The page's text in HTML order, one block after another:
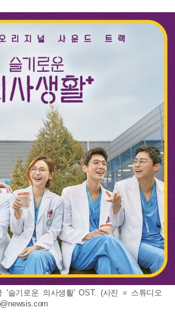
'슬기로운 의사생활' OST. (사진 = 스튜디오